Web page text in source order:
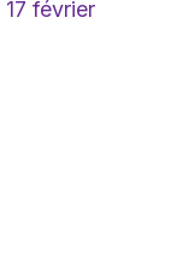
17 février